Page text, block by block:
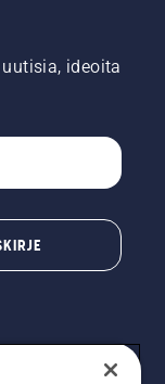
ideoita